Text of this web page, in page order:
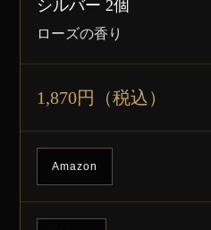
シルバー 2個
ローズの香り
1,870円（税込）
Amazon